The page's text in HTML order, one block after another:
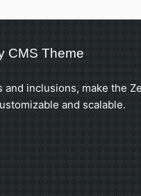
CMS Theme
inclusions, make the
and scalable.